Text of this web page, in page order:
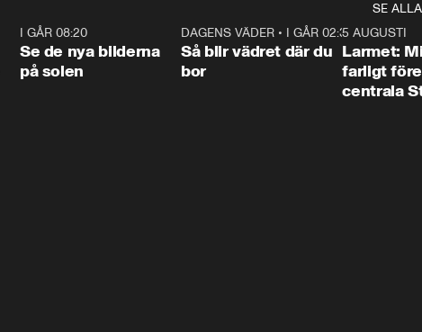
SE ALLA
I GÅR 08:20
Se de nya bilderna
på solen
1:06
DAGENS VÄDER • I GÅR 02:30
Så blir vädret där du
bor
5 AUGUSTI
Larmet:
farligt
centrala